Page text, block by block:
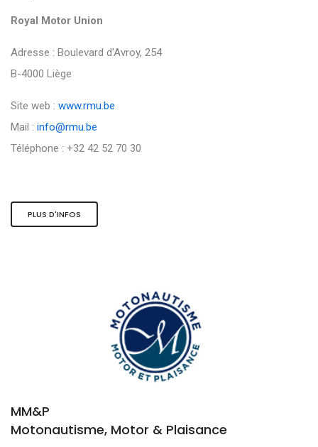
Royal Motor Union
Adresse : Boulevard d'Avroy, 254
B-4000 Liège
Site web : www.rmu.be
Mail : info@rmu.be
Téléphone : +32 42 52 70 30
PLUS D'INFOS
MM&P
Motonautisme, Motor & Plaisance